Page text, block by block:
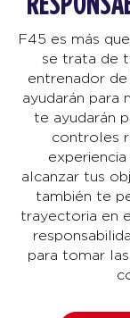
F45 es más
se trata de
entrenador
ayudarán para
te ayudarán
controles
alcanzar tus
también te
trayectoria en
para tomar